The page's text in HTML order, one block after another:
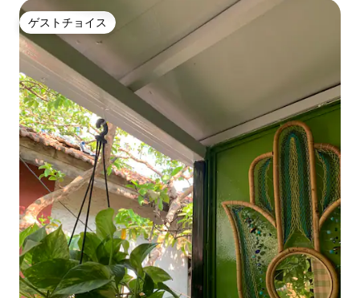
ゲストチョイス
ゲストチョイス